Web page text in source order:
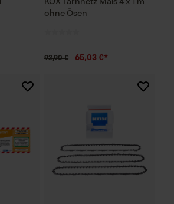
KOX Tarnnetz Mais 4 x 1 m
ohne Ösen
92,90 € 65,03 €*